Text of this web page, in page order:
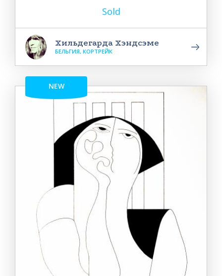
Sold
Хильдегарда Хэндсэме
БЕЛЬГИЯ, КОРТРЕЙК
NEW